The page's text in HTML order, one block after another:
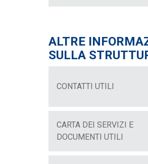
ALTRE
SULLA
CONTATTI UTILI
CARTA DEI SERVIZI E
DOCUMENTI UTILI